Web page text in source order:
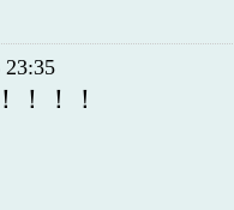
23:35
！！！